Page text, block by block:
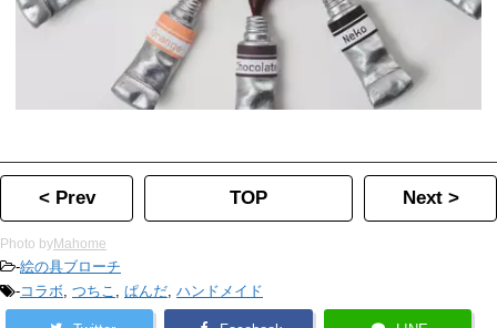
< Prev TOP Next >
Photo byMahome
-絵の具ブローチ
-コラボ, つちこ , ぱんだ, ハンドメイド